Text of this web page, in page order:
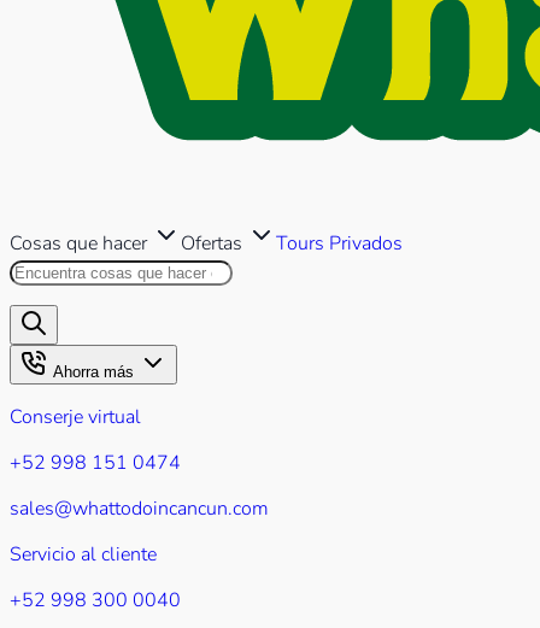
Cosas que hacer Ofertas Tours Privados
Buscar en este sitio
Ahorra más
Conserje virtual
+52 998 151 0474
sales@whattodoincancun.com
Servicio al cliente
+52 998 300 0040